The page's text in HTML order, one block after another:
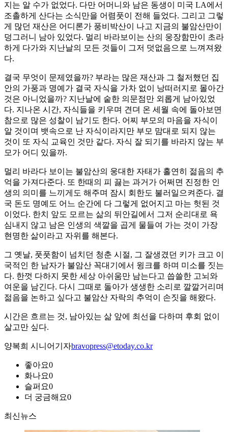
지는 알 수가 없었다. 다만 어머니와 남은 동생이 미국 LA에서
조촐하게 산다는 소식만을 어렴풋이 전해 들었다. 그리고 그렇
게 많던 재산은 어디론가 풍비박산이 나고 지금의 불암산만이
덩그러니 남아 있었다. 멀리 바라보이는 산의 웅장함만이 초라
하게 다가와 지난날의 모든 것들이 그저 덧없음으로 느껴져왔
다.
결국 무엇이 문제였을까? 부라는 많은 재산과 그 철저했던 집
안의 가풍과 명예가 결국 자식을 가차 없이 낭떠러지로 몰아간
것은 아니었을까? 지난날에 숱한 의문점만 외롭게 남아있었
다. 지나온 시간, 자식들을 키우며 견뎌 온 세월 속에 돌아보면
참으로 많은 성찰이 남기도 한다. 어찌 부모의 마음을 자식이
알 것이며 뱃속으로 난 자식이라지만 부모 맘대로 되지 않는
것이 또 자식 교육인 것만 같다. 자식 잘 되기를 바라지 않는 부
모가 어디 있을까.
멀리 바라다 보이는 불암산의 웅대한 자태가 홀연히 젊음의 추
억을 가져다준다. 또 한때의 피 끓는 과거가 어쩌면 진정한 인
생의 의미를 느끼게도 해주며 잠시 회한도 불러일으켜준다. 결
국 돈도 명예도 어느 순간에 다 그렇게 없어지고 마는 헛된 것
이었다. 한치 앞도 모르는 삶의 뒤안길에서 그저 순리대로 욕
심내지 않고 남은 인생의 색깔을 곱게 물들여 가는 것이 가장
현명한 삶이라고 자위를 해본다.
그 옛날, 풋풋함이 넘치던 청춘 시절, 그 잘생겼던 키가 크고 이
국적인 한 남자가 불암산 꼭대기에서 윙크를 하며 미소를 짓는
다. 한껏 다하지 못한 세상 아쉬움만 남는다고 씁쓸한 고뇌와
여운을 남긴다. 다시 그때로 돌아가 생생한 소리로 깔깔거리며
젊음을 논하고 싶다고 불암산 자락의 추억이 손짓을 해왔다.
시간은 흐르는 것, 남아있는 삶 앞에 최선을 다하며 후회 없이
살고만 싶다.
양복희 시니어기자bravopress@etoday.co.kr
좋아요0
화나요0
슬퍼요0
더 궁금해요0
최신뉴스